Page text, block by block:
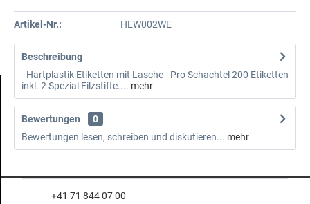
Artikel-Nr.: HEW002WE
Beschreibung
- Hartplastik Etiketten mit Lasche - Pro Schachtel 200 Etiketten
inkl. 2 Spezial Filzstifte.... mehr
Bewertungen
0
Bewertungen lesen, schreiben und diskutieren... mehr
+41 71 844 07 00